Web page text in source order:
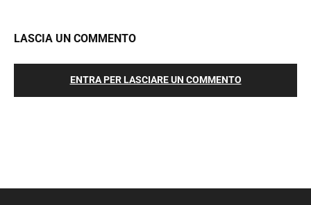
LASCIA UN COMMENTO
ENTRA PER LASCIARE UN COMMENTO